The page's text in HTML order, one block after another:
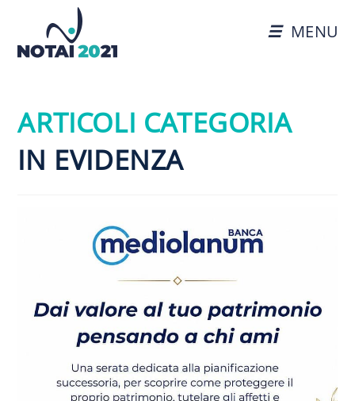
MENU
ARTICOLI CATEGORIA
IN EVIDENZA